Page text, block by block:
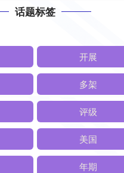
话题标签
开展
多架
评级
美国
年期